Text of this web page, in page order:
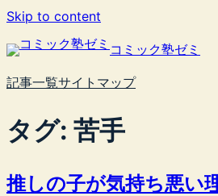
内
を
ス
ッ
プ
Skip to content
コミック塾ゼミ
記事一覧サイトマップ
タグ: 苦手
推しの子が気持ち悪い